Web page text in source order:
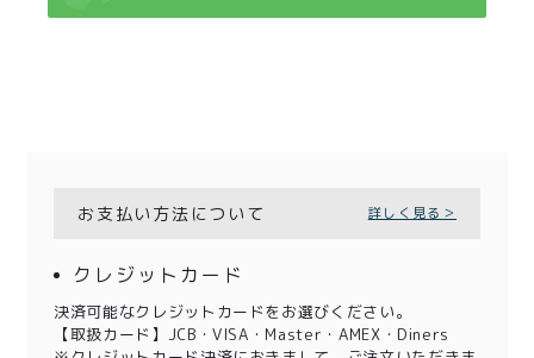
お支払い方法について 詳しく見る＞
クレジットカード
決済可能なクレジットカードをお選びください。
【取扱カード】JCB・VISA・Master・AMEX・Diners